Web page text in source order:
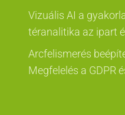
Vizuális AI a
téranalitika az ipart
Arcfelismerés
Megfelelés a GDPR